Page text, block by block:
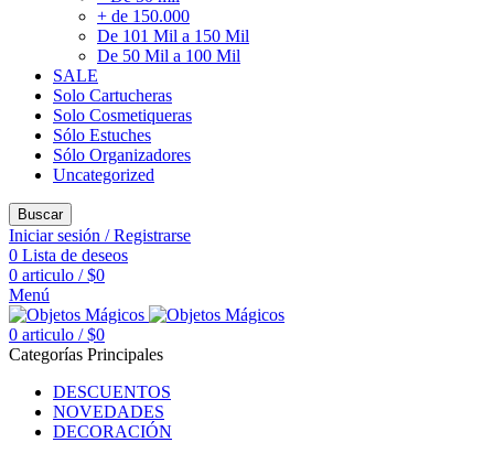
+ de 150.000
De 101 Mil a 150 Mil
De 50 Mil a 100 Mil
SALE
Solo Cartucheras
Solo Cosmetiqueras
Sólo Estuches
Sólo Organizadores
Uncategorized
Buscar
Iniciar sesión / Registrarse
0 Lista de deseos
0 articulo / $0
Menú
0 articulo / $0
Categorías Principales
DESCUENTOS
NOVEDADES
DECORACIÓN